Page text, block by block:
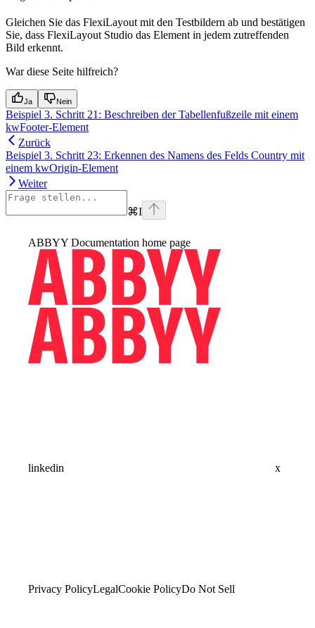
Gleichen Sie das FlexiLayout mit den Testbildern ab und bestätigen
Sie, dass FlexiLayout Studio das Element in jedem zutreffenden
Bild erkennt.
War diese Seite hilfreich?
Ja Nein
Beispiel 3. Schritt 21: Beschreiben der Tabellenfußzeile mit einem
kwFooter-Element
Zurück
Beispiel 3. Schritt 23: Erkennen des Namens des Felds Country mit
einem kwOrigin-Element
Weiter
⌘I
ABBYY Documentation home page
linkedin x
Privacy PolicyLegalCookie PolicyDo Not Sell